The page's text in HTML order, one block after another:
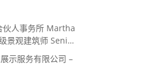
伙人事务所 Martha
景观建筑师 Senior
观建筑师
示服务有限公司 –